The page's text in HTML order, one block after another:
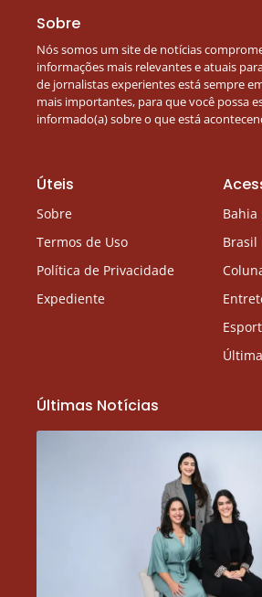
Sobre
Nós somos um site de notícias
informações mais relevantes e atuais
de jornalistas experientes está sempre
mais importantes, para que você possa
informado(a) sobre o que está
Úteis
Sobre
Termos de Uso
Política de Privacidade
Expediente
Bahia
Brasil
Últimas Notícias